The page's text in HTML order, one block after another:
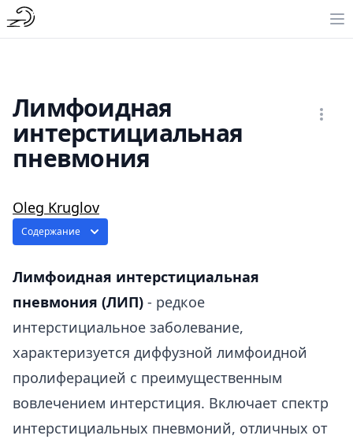
Лимфоидная
интерстициальная
пневмония
Oleg Kruglov
Содержание
Лимфоидная интерстициальная
пневмония (ЛИП) - редкое
интерстициальное заболевание,
характеризуется диффузной лимфоидной
пролиферацией с преимущественным
вовлечением интерстиция. Включает спектр
интерстициальных пневмоний, отличных от